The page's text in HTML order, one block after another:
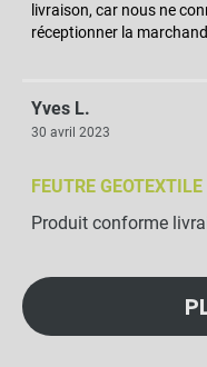
livraison, car nous ne
réceptionner la
Yves L.
30 avril 2023
FEUTRE GEOTEXTILE
Produit conforme